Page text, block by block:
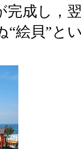
完成し，
“絵貝”と